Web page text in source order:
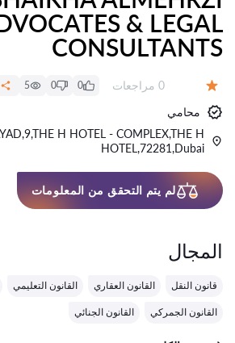
& LEGAL
CONSULTANTS
عدد المراجعات:
0 مراجعات 0
0
5
محامي
H HOTEL - COMPLEX,THE H
HOTEL,72281,Dubai
لم يتم التحقق من المعلومات
المجال
قانون النقل القانون العقاري القانون التعليمي
القانون الجمركي القانون الجنائي